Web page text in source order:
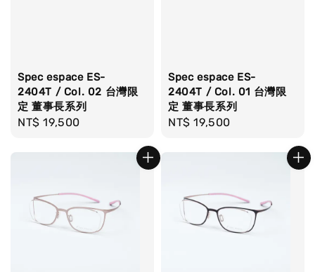
Spec espace ES-
2404T / Col. 02 台灣限
定 董事長系列
Regular
NT$ 19,500
Spec espace ES-
2404T / Col. 01 台灣限
定 董事長系列
Regular
NT$ 19,500